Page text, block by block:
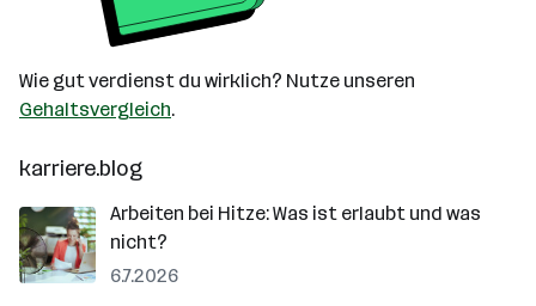
Wie gut verdienst du wirklich? Nutze unseren
Gehaltsvergleich.
karriere.blog
Arbeiten bei Hitze: Was ist erlaubt und was
nicht?
6.7.2026